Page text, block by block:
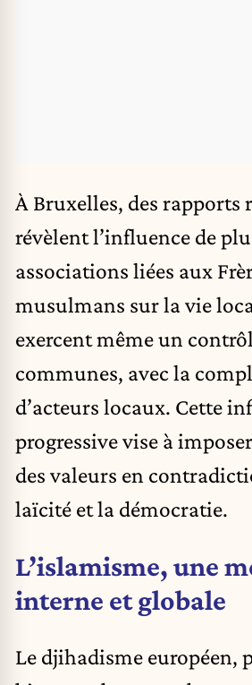
À Bruxelles, des rapports
révèlent l’influence de
associations liées aux
musulmans sur la vie
exercent même un
communes, avec la
d’acteurs locaux. Cette
progressive vise à
des valeurs en
laïcité et la démocratie.
L’islamisme, une
interne et globale
Le djihadisme européen,